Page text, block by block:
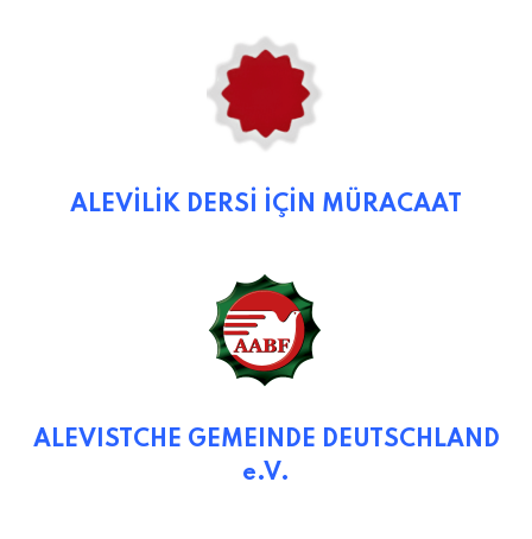
ALEVİLİK DERSİ İÇİN MÜRACAAT
ALEVISTCHE GEMEINDE DEUTSCHLAND
e.V.